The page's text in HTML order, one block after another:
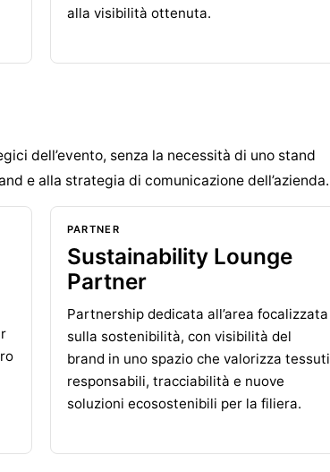
alla visibilità ottenuta.
dell’evento, senza la necessità di uno stand
e alla strategia di comunicazione dell’azienda.
PARTNER
Sustainability Lounge
Partner
Partnership dedicata all’area focalizzata
sulla sostenibilità, con visibilità del
brand in uno spazio che valorizza tessuti
responsabili, tracciabilità e nuove
soluzioni ecosostenibili per la filiera.